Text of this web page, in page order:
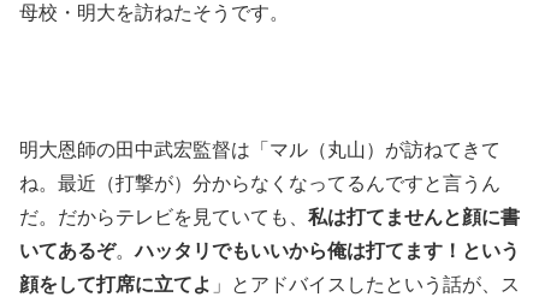
母校・明大を訪ねたそうです。
明大恩師の田中武宏監督は「マル（丸山）が訪ねてきて
ね。最近（打撃が）分からなくなってるんですと言うん
だ。だからテレビを見ていても、 私は打てませんと顔に書
いてあるぞ。ハッタリでもいいから俺は打てます！という
顔をして打席に立てよ 」とアドバイスしたという話が、ス